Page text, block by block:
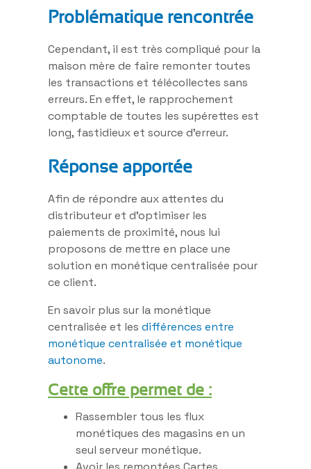
Problématique rencontrée
Cependant, il est très compliqué pour la
maison mère de faire remonter toutes
les transactions et télécollectes sans
erreurs. En effet, le rapprochement
comptable de toutes les supérettes est
long, fastidieux et source d’erreur.
Réponse apportée
Afin de répondre aux attentes du
distributeur et d’optimiser les
paiements de proximité, nous lui
proposons de mettre en place une
solution en monétique centralisée pour
ce client.
En savoir plus sur la monétique
centralisée et les différences entre
monétique centralisée et monétique
autonome.
Cette offre permet de :
Rassembler tous les flux
monétiques des magasins en un
seul serveur monétique.